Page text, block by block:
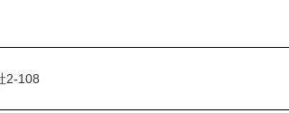
2-108